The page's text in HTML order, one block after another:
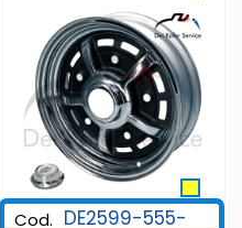
Cod. DE2599-555-